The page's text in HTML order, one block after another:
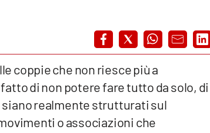
coppie che non riesce più a
fatto di non potere fare tutto da solo, di
siano realmente strutturati sul
o associazioni che